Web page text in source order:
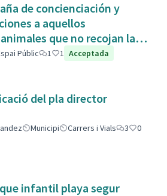
de concienciación y
a aquellos
que no recojan las
Es responsabili
Públic 1 1 Acceptada
del pla director
Municipi Carrers i Vials 3
0
infantil playa segur